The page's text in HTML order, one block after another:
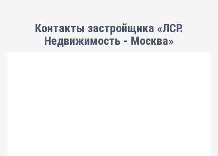
Контакты застройщика «ЛСР.
Недвижимость - Москва»